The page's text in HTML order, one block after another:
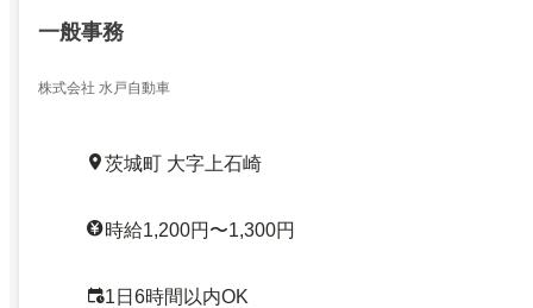
一般事務
株式会社 水戸自動車
茨城町 大字上石崎
時給1,200円〜1,300円
1日6時間以内OK